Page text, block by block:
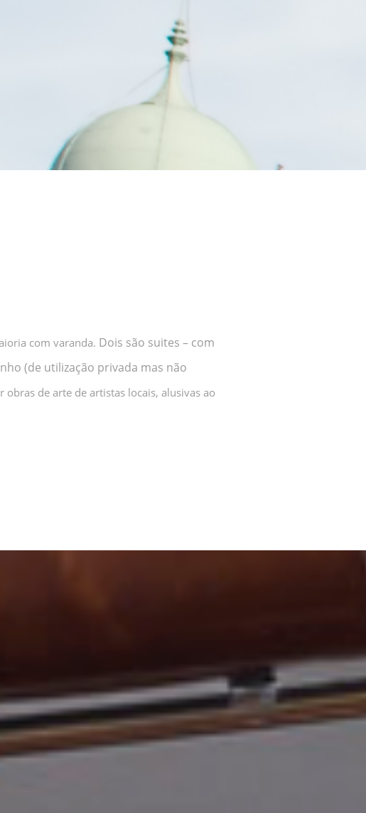
com varanda. Dois são suites – com
(de utilização privada mas não
de arte de artistas locais, alusivas ao